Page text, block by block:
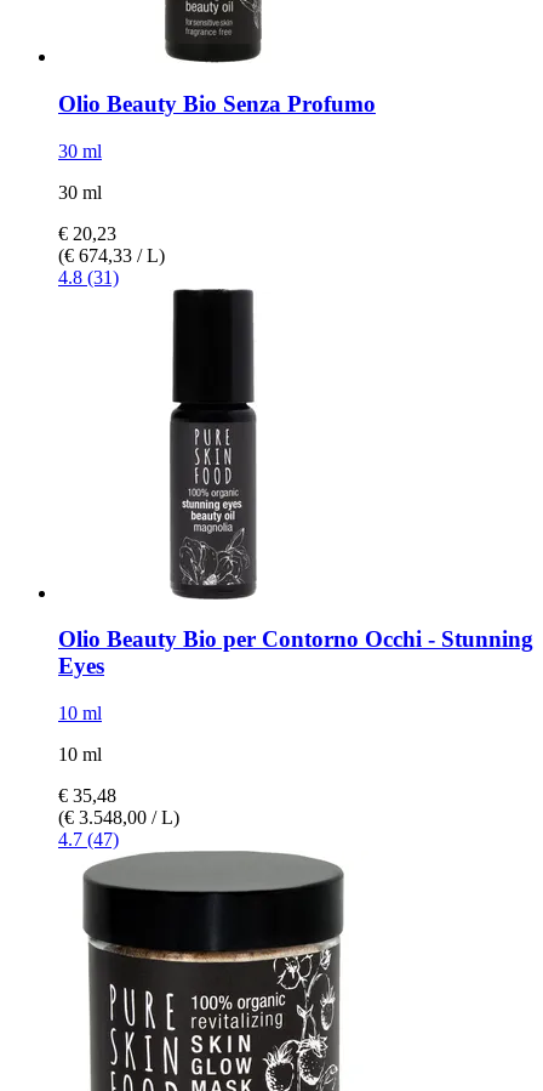
Olio Beauty Bio Senza Profumo
30 ml
30 ml
€ 20,23
(€ 674,33 / L)
4.8 (31)
Olio Beauty Bio per Contorno Occhi -​ Stunning
Eyes
10 ml
10 ml
€ 35,48
(€ 3.548,00 / L)
4.7 (47)